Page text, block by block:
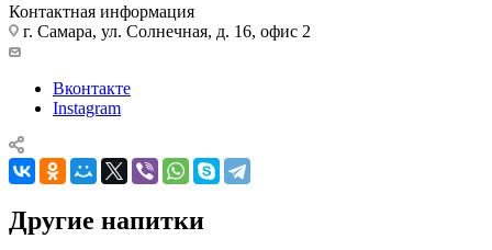
Контактная информация
г. Самара, ул. Солнечная, д. 16, офис 2
Вконтакте
Instagram
Другие напитки